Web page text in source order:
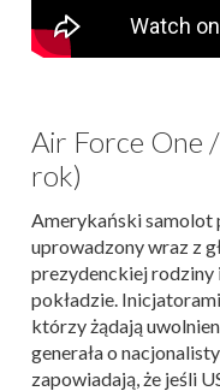
Air Force One
rok)
Amerykański samolot
uprowadzony wraz z
prezydenckiej
pokładzie.
którzy żądają
generała o
zapowiadają, że jeśli